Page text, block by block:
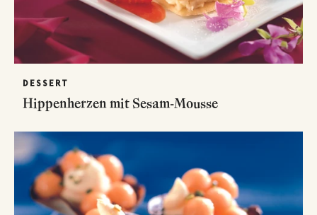
DESSERT
Hippenherzen mit Sesam-Mousse